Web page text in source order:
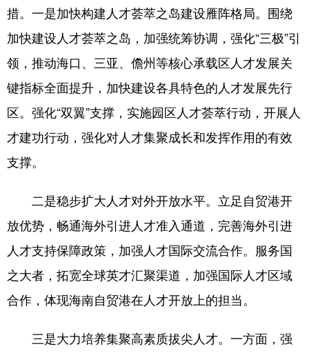
措。一是加快构建人才荟萃之岛建设雁阵格局。围绕
加快建设人才荟萃之岛，加强统筹协调，强化“三极”引
领，推动海口、三亚、儋州等核心承载区人才发展关
键指标全面提升，加快建设各具特色的人才发展先行
区。强化“双翼”支撑，实施园区人才荟萃行动，开展人
才建功行动，强化对人才集聚成长和发挥作用的有效
支撑。
二是稳步扩大人才对外开放水平。立足自贸港开
放优势，畅通海外引进人才准入通道，完善海外引进
人才支持保障政策，加强人才国际交流合作。服务国
之大者，拓宽全球英才汇聚渠道，加强国际人才区域
合作，体现海南自贸港在人才开放上的担当。
三是大力培养集聚高素质拔尖人才。一方面，强